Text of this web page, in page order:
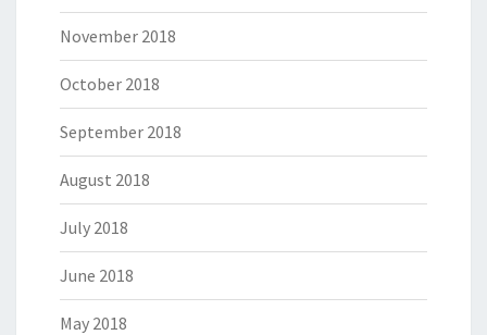
November 2018
October 2018
September 2018
August 2018
July 2018
June 2018
May 2018